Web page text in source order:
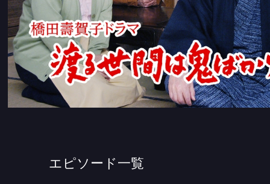
エピソード一覧